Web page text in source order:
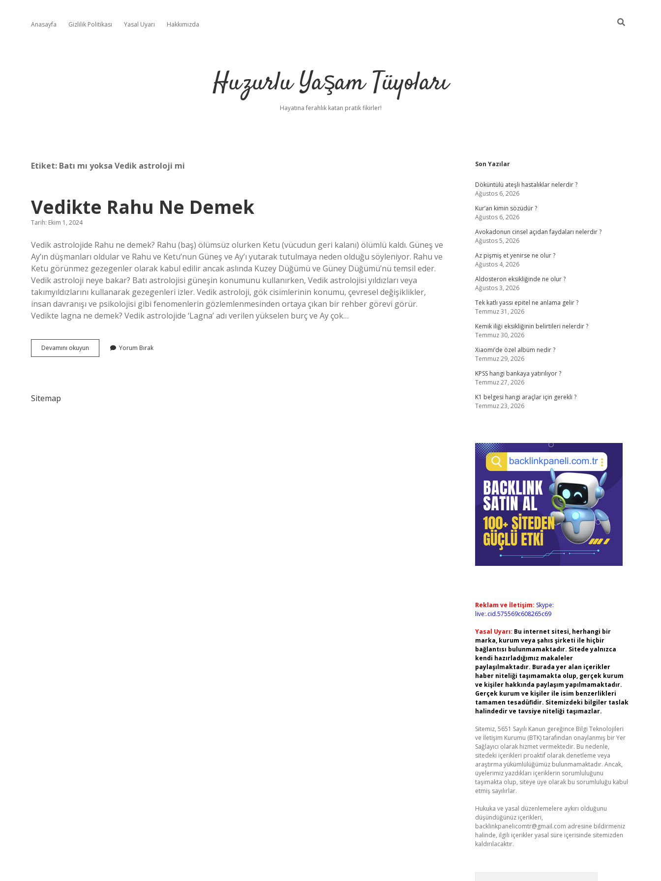
Anasayfa Gizlilik Politikası Yasal Uyarı Hakkımızda
Huzurlu Yaşam Tüyoları
Hayatına ferahlık katan pratik fikirler!
Etiket: Batı mı yoksa Vedik astroloji mi
Vedikte Rahu Ne Demek
Tarih: Ekim 1, 2024
Vedik astrolojide Rahu ne demek? Rahu (baş) ölümsüz olurken Ketu (vücudun geri kalanı) ölümlü kaldı. Güneş ve
Ay’ın düşmanları oldular ve Rahu ve Ketu’nun Güneş ve Ay’ı yutarak tutulmaya neden olduğu söyleniyor. Rahu ve
Ketu görünmez gezegenler olarak kabul edilir ancak aslında Kuzey Düğümü ve Güney Düğümü’nü temsil eder.
Vedik astroloji neye bakar? Batı astrolojisi güneşin konumunu kullanırken, Vedik astrolojisi yıldızları veya
takımyıldızlarını kullanarak gezegenleri izler. Vedik astroloji, gök cisimlerinin konumu, çevresel değişiklikler,
insan davranışı ve psikolojisi gibi fenomenlerin gözlemlenmesinden ortaya çıkan bir rehber görevi görür.
Vedikte lagna ne demek? Vedik astrolojide ‘Lagna’ adı verilen yükselen burç ve Ay çok…
Devamını okuyun
Rahu
Yorum Bırak
Sitemap
Sidebar
Son Yazılar
Döküntülü ateşli hastalıklar nelerdir ?
Ağustos 6, 2026
Kur’an kimin sözüdür ?
Ağustos 6, 2026
Avokadonun cinsel açıdan faydaları nelerdir ?
Ağustos 5, 2026
Az pişmiş et yenirse ne olur ?
Ağustos 4, 2026
Aldosteron eksikliğinde ne olur ?
Ağustos 3, 2026
Tek katlı yassı epitel ne anlama gelir ?
Temmuz 31, 2026
Kemik iliği eksikliğinin belirtileri nelerdir ?
Temmuz 30, 2026
Xiaomi’de özel albüm nedir ?
Temmuz 29, 2026
KPSS hangi bankaya yatırılıyor ?
Temmuz 27, 2026
K1 belgesi hangi araçlar için gerekli ?
Temmuz 23, 2026
Reklam ve İletişim: Skype:
live:.cid.575569c608265c69
Yasal Uyarı: Bu internet sitesi, herhangi bir
marka, kurum veya şahıs şirketi ile hiçbir
bağlantısı bulunmamaktadır. Sitede yalnızca
kendi hazırladığımız makaleler
paylaşılmaktadır. Burada yer alan içerikler
haber niteliği taşımamakta olup, gerçek kurum
ve kişiler hakkında paylaşım yapılmamaktadır.
Gerçek kurum ve kişiler ile isim benzerlikleri
tamamen tesadüfidir. Sitemizdeki bilgiler taslak
halindedir ve tavsiye niteliği taşımazlar.
Sitemiz, 5651 Sayılı Kanun gereğince Bilgi Teknolojileri
ve İletişim Kurumu (BTK) tarafından onaylanmış bir Yer
Sağlayıcı olarak hizmet vermektedir. Bu nedenle,
sitedeki içerikleri proaktif olarak denetleme veya
araştırma yükümlülüğümüz bulunmamaktadır. Ancak,
üyelerimiz yazdıkları içeriklerin sorumluluğunu
taşımakta olup, siteye üye olarak bu sorumluluğu kabul
etmiş sayılırlar.
Hukuka ve yasal düzenlemelere aykırı olduğunu
düşündüğünüz içerikleri,
backlinkpanelicomtr@gmail.com adresine bildirmeniz
halinde, ilgili içerikler yasal süre içerisinde sitemizden
kaldırılacaktır.